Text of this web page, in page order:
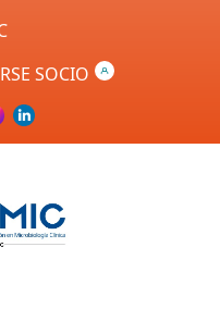
SOCIO